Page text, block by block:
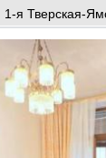
1-я Тверская-